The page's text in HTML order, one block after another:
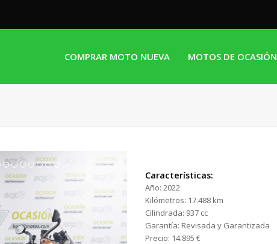
COMPRAR MOTO NUEVA MOTOS DE OCASIÓN
Características:
Año: 2022
Kilómetros: 17.488 km
Cilindrada: 937 cc
Garantía: Revisada y Garantizada
Precio: 14.895 €